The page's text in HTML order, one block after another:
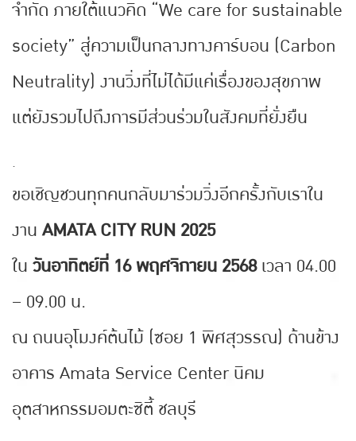
จำกัด ภายใต้แนวคิด “We care for sustainable
society” สู่ความเป็นกลางทางคาร์บอน (Carbon
Neutrality) งานวิ่งที่ไม่ได้มีแค่เรื่องของสุขภาพ
แต่ยังรวมไปถึงการมีส่วนร่วมในสังคมที่ยั่งยืน
.
ขอเชิญชวนทุกคนกลับมาร่วมวิ่งอีกครั้งกับเราใน
งานAMATA CITY RUN 2025
ในวันอาทิตย์ที่ 16 พฤศจิกายน 2568เวลา 04.00
– 09.00 น.
ณ ถนนอุโมงค์ต้นไม้ (ซอย 1 พิศสุวรรณ) ด้านข้าง
อาคาร Amata Service Center นิคม
อุตสาหกรรมอมตะซิตี้ ชลบุรี